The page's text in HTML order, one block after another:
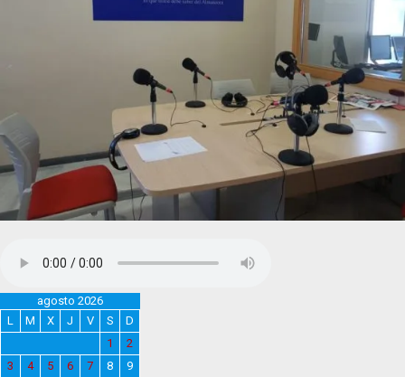
agosto 2026
L
M X J V S
D
1
2
3
4 5 6 7 8 9